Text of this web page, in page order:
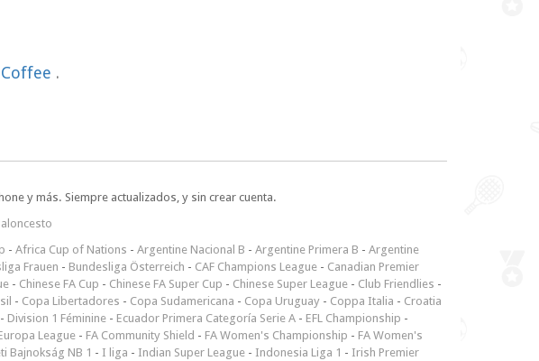
.
y más. Siempre actualizados, y sin crear cuenta.
- Africa Cup of Nations - Argentine Nacional B - Argentine Primera B - Argentine
Frauen - Bundesliga Österreich - CAF Champions League - Canadian Premier
- Chinese FA Cup - Chinese FA Super Cup - Chinese Super League - Club Friendlies -
- Copa Libertadores - Copa Sudamericana - Copa Uruguay - Coppa Italia - Croatia
- Division 1 Féminine - Ecuador Primera Categoría Serie A - EFL Championship -
League - FA Community Shield - FA Women's Championship - FA Women's
Bajnokság NB 1 - I liga - Indian Super League - Indonesia Liga 1 - Irish Premier